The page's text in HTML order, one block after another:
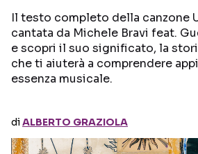
Il testo completo della canzone
cantata da Michele Bravi feat.
e scopri il suo significato, la
che ti aiuterà a comprendere
essenza musicale.
diALBERTO GRAZIOLA